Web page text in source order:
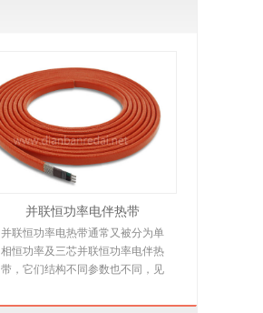
并联恒功率电伴热带
并联恒功率电热带通常又被分为单
相恒功率及三芯并联恒功率电伴热
带，它们结构不同参数也不同，见
是由多个发热节在